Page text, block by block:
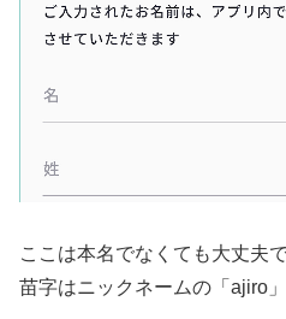
ここは本名でなくても大丈夫で
苗字はニックネームの「ajiro」